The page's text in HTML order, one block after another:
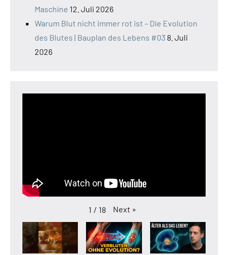
Maschine 12. Juli 2026
Warum Blut nicht immer rot ist – Die Evolution
des Blutes | Bauplan des Lebens #03 8. Juli
2026
1 / 18 Next »